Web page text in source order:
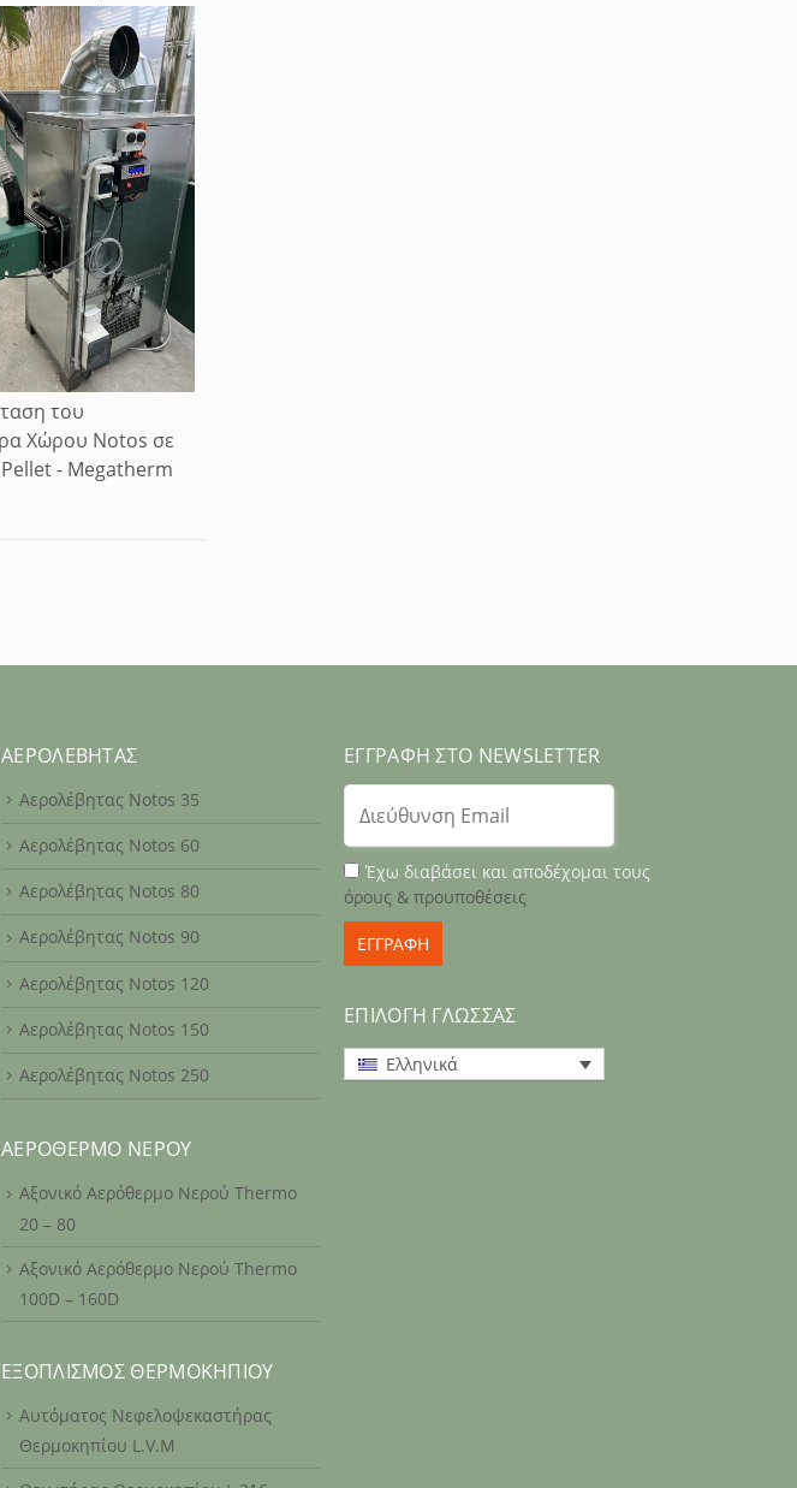
ΑΕΡΟΛΈΒΗΤΑΣ
Αερολέβητας Notos 35
Αερολέβητας Notos 60
Αερολέβητας Notos 80
Αερολέβητας Notos 90
Αερολέβητας Notos 120
Αερολέβητας Notos 150
Αερολέβητας Notos 250
ΑΕΡΌΘΕΡΜΟ ΝΕΡΟΎ
Αξονικό Αερόθερμο Νερού Thermo
20 – 80
Αξονικό Αερόθερμο Νερού Thermo
100D – 160D
ΕΞΟΠΛΙΣΜΌΣ ΘΕΡΜΟΚΗΠΊΟΥ
Αυτόματος Νεφελοψεκαστήρας
Θερμοκηπίου L.V.M
ΕΓΓΡΑΦΉ ΣΤΟ NEWSLETTER
Έχω διαβάσει και αποδέχομαι τους
όρους & προυποθέσεις
ΕΠΙΛΟΓΗ ΓΛΩΣΣΑΣ
Ελληνικά